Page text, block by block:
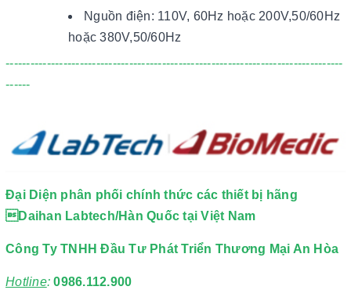
Nguồn điện: 110V, 60Hz hoặc 200V,50/60Hz
hoặc 380V,50/60Hz
----------------------------------------------------------------------------------
------
Đại Diện phân phối chính thức các thiết bị hãng
Daihan Labtech/Hàn Quốc tại Việt Nam
Công Ty TNHH Đầu Tư Phát Triển Thương Mại An Hòa
Hotline: 0986.112.900